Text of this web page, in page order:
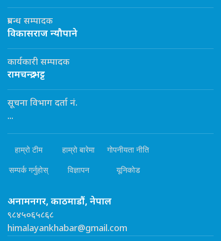
प्रबन्ध सम्पादक
विकासराज न्यौपाने
कार्यकारी सम्पादक
रामचन्द्र भट्ट
सूचना विभाग दर्ता नं.
...
हाम्रो टीम हाम्रो बारेमा गोपनीयता नीति
सम्पर्क गर्नुहोस् विज्ञापन यूनिकोड
अनामनगर, काठमाडौं, नेपाल
९८४५०६५८६८
himalayankhabar@gmail.com